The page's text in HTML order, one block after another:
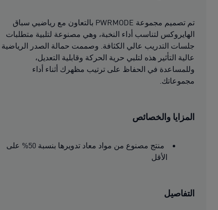
تم تصميم مجموعة PWRMODE بالتعاون مع رياضيي سباق
الهايروكس لتناسب أداء النخبة، وهي مصنوعة لتلبية متطلبات
جلسات التدريب عالي الكثافة. وصممت حمالة الصدر الرياضية
عالية التأثير هذه لتلبي حرية الحركة وقابلية التعديل،
وللمساعدة في الحفاظ على ترتيب مظهرك أثناء أداء
مجموعاتك.
المزايا والخصائص
منتج مصنوع من مواد معاد تدويرها بنسبة 50% على
الأقل
التفاصيل